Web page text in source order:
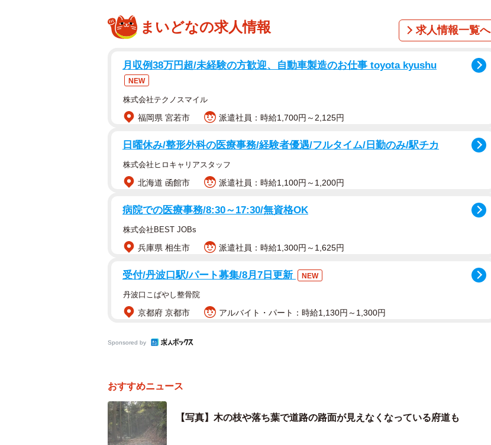
まいどなの求人情報 求人情報一覧へ
月収例38万円超/未経験の方歓迎、自動車製造のお仕事 toyota kyushu
NEW
株式会社テクノスマイル
福岡県 宮若市 派遣社員：時給1,700円～2,125円
日曜休み/整形外科の医療事務/経験者優遇/フルタイム/日勤のみ/駅チカ
株式会社ヒロキャリアスタッフ
北海道 函館市 派遣社員：時給1,100円～1,200円
病院での医療事務/8:30～17:30/無資格OK
株式会社BEST JOBs
兵庫県 相生市 派遣社員：時給1,300円～1,625円
受付/丹波口駅/パート募集/8月7日更新 NEW
丹波口こばやし整骨院
京都府 京都市 アルバイト・パート：時給1,130円～1,300円
Sponsored by
おすすめニュース
【写真】木の枝や落ち葉で道路の路面が見えなくなっている府道も